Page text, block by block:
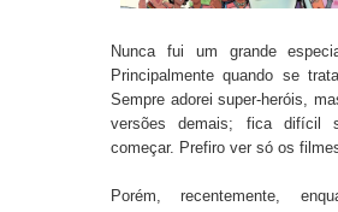
Nunca fui um grande
Principalmente quando se
Sempre adorei super-heróis,
versões demais; fica difícil
começar. Prefiro ver só os
Porém, recentemente,